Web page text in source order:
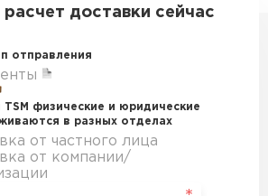
расчет доставки сейчас
отправления
TSM физические и юридические
в разных отделах
от частного лица
от компании/